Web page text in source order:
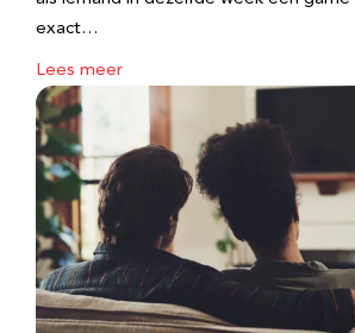
exact…
Lees meer